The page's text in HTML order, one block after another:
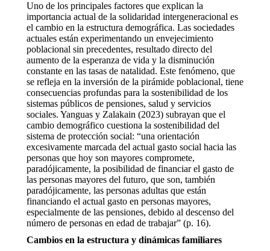
Uno de los principales factores que explican la
importancia actual de la solidaridad intergeneracional es
el cambio en la estructura demográfica. Las sociedades
actuales están experimentando un envejecimiento
poblacional sin precedentes, resultado directo del
aumento de la esperanza de vida y la disminución
constante en las tasas de natalidad. Este fenómeno, que
se refleja en la inversión de la pirámide poblacional, tiene
consecuencias profundas para la sostenibilidad de los
sistemas públicos de pensiones, salud y servicios
sociales. Yanguas y Zalakain (2023) subrayan que el
cambio demográfico cuestiona la sostenibilidad del
sistema de protección social: “una orientación
excesivamente marcada del actual gasto social hacia las
personas que hoy son mayores compromete,
paradójicamente, la posibilidad de financiar el gasto de
las personas mayores del futuro, que son, también
paradójicamente, las personas adultas que están
financiando el actual gasto en personas mayores,
especialmente de las pensiones, debido al descenso del
número de personas en edad de trabajar” (p. 16).
Cambios en la estructura y dinámicas familiares